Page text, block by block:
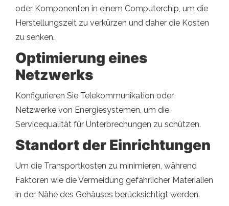
oder Komponenten in einem Computerchip, um die
Herstellungszeit zu verkürzen und daher die Kosten
zu senken.
Optimierung eines
Netzwerks
Konfigurieren Sie Telekommunikation oder
Netzwerke von Energiesystemen, um die
Servicequalität für Unterbrechungen zu schützen.
Standort der Einrichtungen
Um die Transportkosten zu minimieren, während
Faktoren wie die Vermeidung gefährlicher Materialien
in der Nähe des Gehäuses berücksichtigt werden.